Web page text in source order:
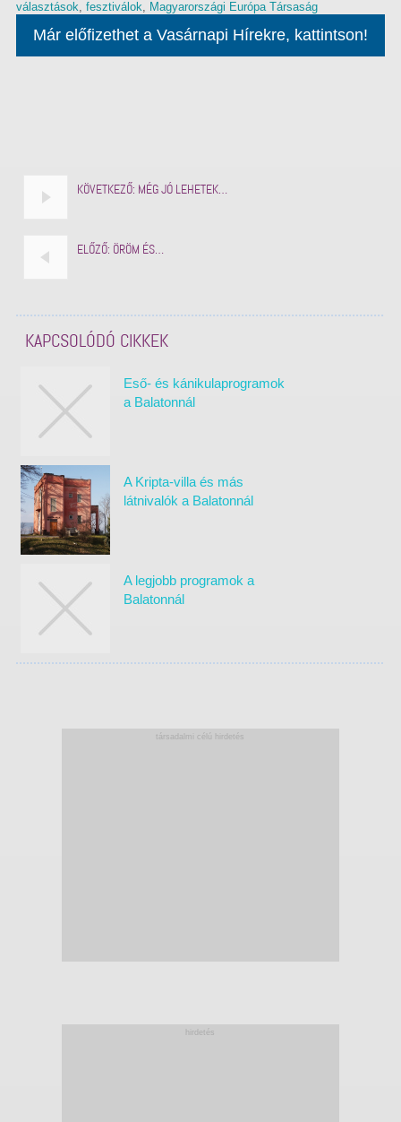
választások, fesztiválok, Magyarországi Európa Társaság
Már előfizethet a Vasárnapi Hírekre, kattintson!
KÖVETKEZŐ: MÉG JÓ LEHETEK…
ELŐZŐ: ÖRÖM ÉS…
KAPCSOLÓDÓ CIKKEK
Eső- és kánikulaprogramok
a Balatonnál
A Kripta-villa és más
látnivalók a Balatonnál
A legjobb programok a
Balatonnál
társadalmi célú hirdetés
hirdetés